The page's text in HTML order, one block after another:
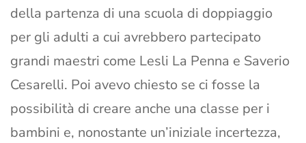
della partenza di una scuola di doppiaggio
per gli adulti a cui avrebbero partecipato
grandi maestri come Lesli La Penna e Saverio
Cesarelli. Poi avevo chiesto se ci fosse la
possibilità di creare anche una classe per i
bambini e, nonostante un’iniziale incertezza,